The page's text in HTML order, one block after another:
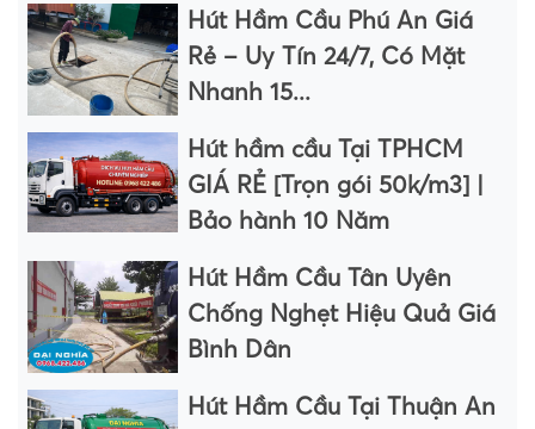
Hút Hầm Cầu Phú An Giá
Rẻ – Uy Tín 24/7, Có Mặt
Nhanh 15...
Hút hầm cầu Tại TPHCM
GIÁ RẺ [Trọn gói 50k/m3] |
Bảo hành 10 Năm
Hút Hầm Cầu Tân Uyên
Chống Nghẹt Hiệu Quả Giá
Bình Dân
Hút Hầm Cầu Tại Thuận An